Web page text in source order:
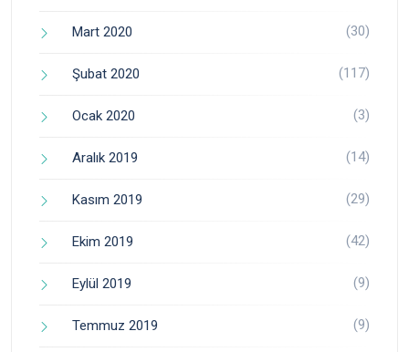
Mart 2020 (30)
Şubat 2020 (117)
Ocak 2020 (3)
Aralık 2019 (14)
Kasım 2019 (29)
Ekim 2019 (42)
Eylül 2019 (9)
Temmuz 2019 (9)